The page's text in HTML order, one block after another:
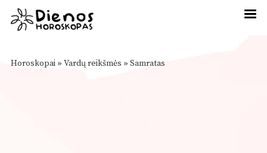
Horoskopai » Vardų reikšmės » Samratas